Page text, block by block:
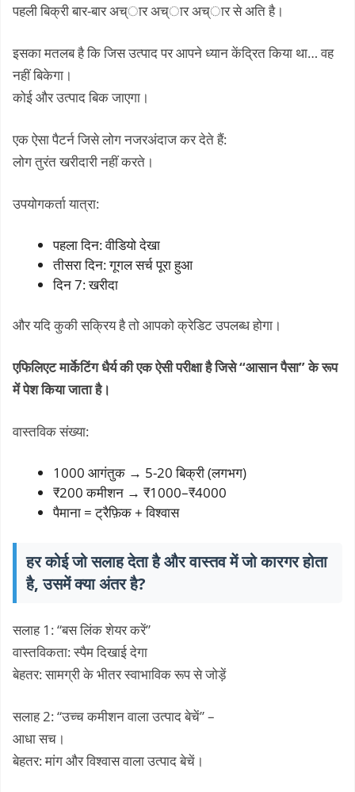
पहली बिक्री बार-बार अच्ार अच्ार अच्ार से अति है।
इसका मतलब है कि जिस उत्पाद पर आपने ध्यान केंद्रित किया था… वह
नहीं बिकेगा।
कोई और उत्पाद बिक जाएगा।
एक ऐसा पैटर्न जिसे लोग नजरअंदाज कर देते हैं:
लोग तुरंत खरीदारी नहीं करते।
उपयोगकर्ता यात्रा:
पहला दिन: वीडियो देखा
तीसरा दिन: गूगल सर्च पूरा हुआ
दिन 7: खरीदा
और यदि कुकी सक्रिय है तो आपको क्रेडिट उपलब्ध होगा।
एफिलिएट मार्केटिंग धैर्य की एक ऐसी परीक्षा है जिसे “आसान पैसा” के रूप
में पेश किया जाता है।
वास्तविक संख्या:
1000 आगंतुक → 5-20 बिक्री (लगभग)
₹200 कमीशन → ₹1000–₹4000
पैमाना = ट्रैफ़िक + विश्वास
हर कोई जो सलाह देता है और वास्तव में जो कारगर होता
है, उसमें क्या अंतर है?
सलाह 1: “बस लिंक शेयर करें”
वास्तविकता: स्पैम दिखाई देगा
बेहतर: सामग्री के भीतर स्वाभाविक रूप से जोड़ें
सलाह 2: “उच्च कमीशन वाला उत्पाद बेचें” –
आधा सच।
बेहतर: मांग और विश्वास वाला उत्पाद बेचें।